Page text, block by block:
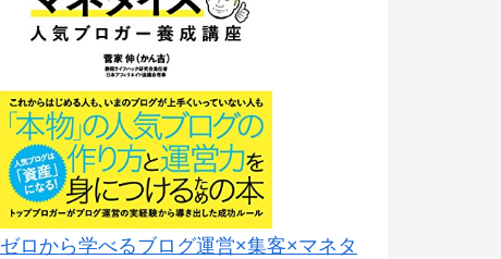
ゼロから学べるブログ運営×集客×マネタ